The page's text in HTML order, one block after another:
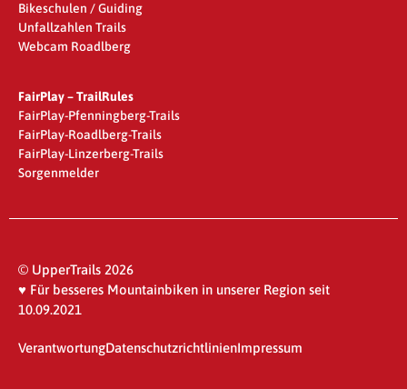
Bikeschulen / Guiding
Unfallzahlen Trails
Webcam Roadlberg
FairPlay – TrailRules
FairPlay-Pfenningberg-Trails
FairPlay-Roadlberg-Trails
FairPlay-Linzerberg-Trails
Sorgenmelder
© UpperTrails 2026
♥ Für besseres Mountainbiken in unserer Region seit
10.09.2021
VerantwortungDatenschutzrichtlinienImpressum